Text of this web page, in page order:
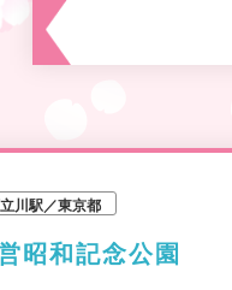
川駅／東京都
昭和記念公園